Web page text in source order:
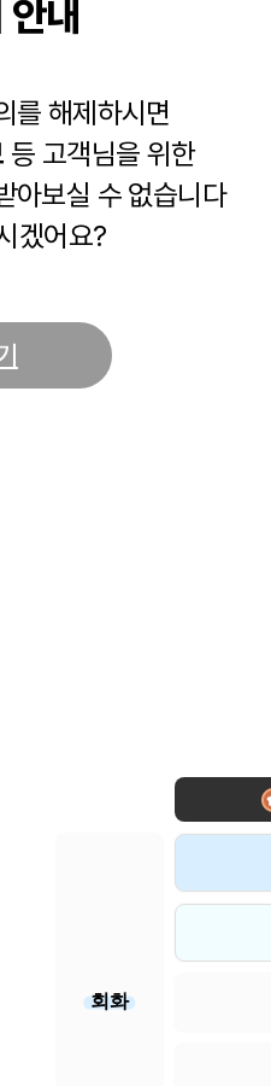
내
를 해제하시면
등 고객님을 위한
아보실 수 없습니다
겠어요?
회화